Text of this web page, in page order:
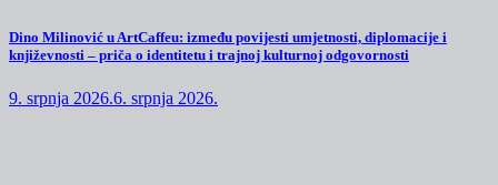
Dino Milinović u ArtCaffeu: između povijesti umjetnosti, diplomacije i
književnosti – priča o identitetu i trajnoj kulturnoj odgovornosti
9. srpnja 2026.6. srpnja 2026.